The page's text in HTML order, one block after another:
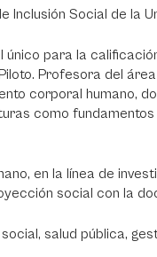
Social de la
para la
Profesora del
corporal humano,
como
en la línea de
social con la
salud pública,